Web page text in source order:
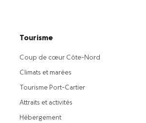
Tourisme
Coup de cœur Côte-Nord
Climats et marées
Tourisme Port-Cartier
Attraits et activités
Hébergement